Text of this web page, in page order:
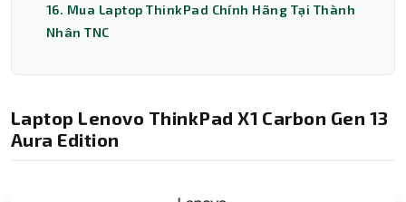
16. Mua Laptop ThinkPad Chính Hãng Tại Thành
Nhân TNC
Laptop Lenovo ThinkPad X1 Carbon Gen 13
Aura Edition